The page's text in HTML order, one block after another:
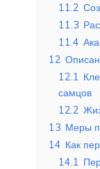
11.2
11.3
11.4
12
12.1
самцов
12.2
13 Меры
14 Как
14.1